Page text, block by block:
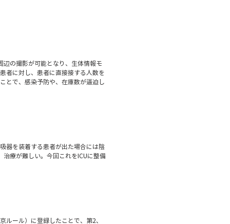
辺の撮影が可能となり、生体情報モ
者に対し、患者に直接接する人数を
とで、感染予防や、在庫数が逼迫し
器を装着する患者が出た場合には陰
治療が難しい。今回これをICUに整備
ルール）に登録したことで、第2、